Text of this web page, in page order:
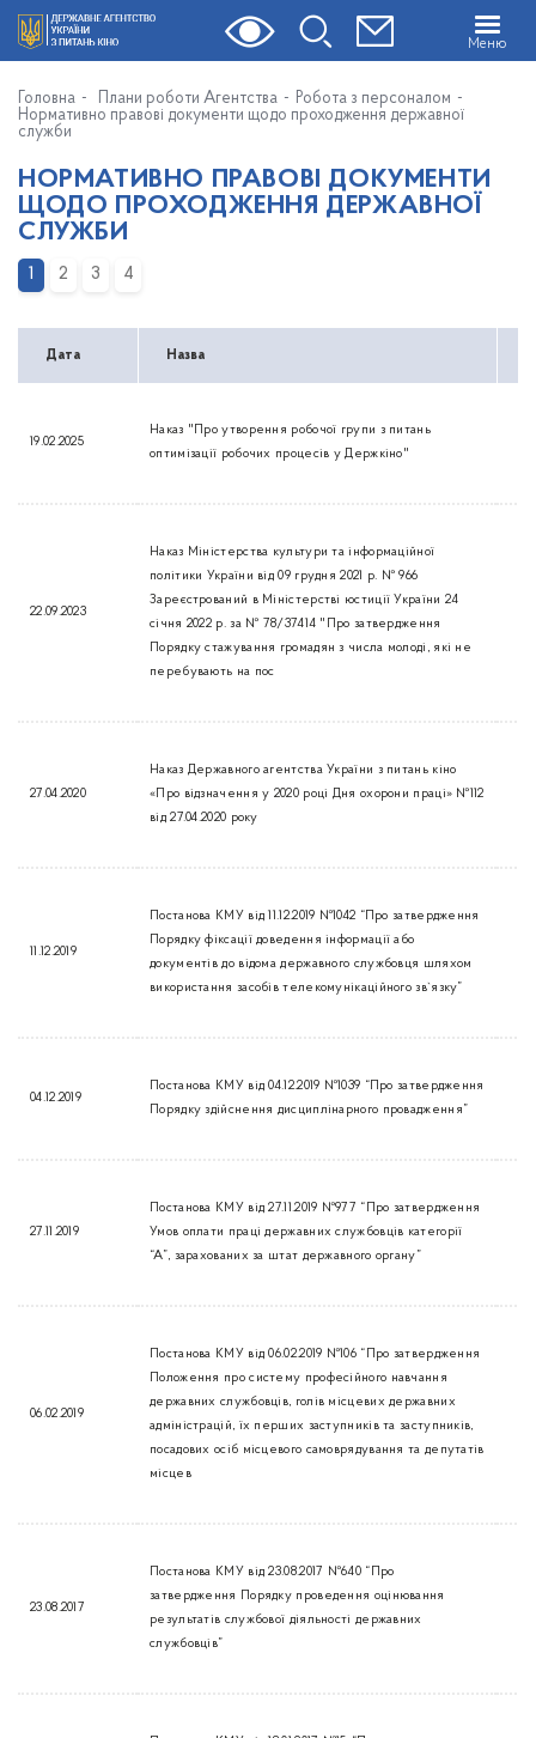
Меню
Головна Плани роботи Агентства
Робота з персоналом
Нормативно правові документи щодо проходження державної
служби
НОРМАТИВНО ПРАВОВІ ДОКУМЕНТИ
ЩОДО ПРОХОДЖЕННЯ ДЕРЖАВНОЇ
СЛУЖБИ
1 2 3 4
Дата Назва
19.02.2025
Наказ "Про утворення робочої групи з питань
оптимізації робочих процесів у Держкіно"
22.09.2023
Наказ Міністерства культури та інформаційної
політики України від 09 грудня 2021 р. № 966
Зареєстрований в Міністерстві юстиції України 24
січня 2022 р. за № 78/37414 "Про затвердження
Порядку стажування громадян з числа молоді, які не
перебувають на пос
27.04.2020
Наказ Державного агентства України з питань кіно
«Про відзначення у 2020 році Дня охорони праці» №112
від 27.04.2020 року
11.12.2019
Постанова КМУ від 11.12.2019 №1042 “Про затвердження
Порядку фіксації доведення інформації або
документів до відома державного службовця шляхом
використання засобів телекомунікаційного зв`язку”
04.12.2019
Постанова КМУ від 04.12.2019 №1039 “Про затвердження
Порядку здійснення дисциплінарного провадження”
27.11.2019
Постанова КМУ від 27.11.2019 №977 “Про затвердження
Умов оплати праці державних службовців категорії
“А”, зарахованих за штат державного органу”
06.02.2019
Постанова КМУ від 06.02.2019 №106 “Про затвердження
Положення про систему професійного навчання
державних службовців, голів місцевих державних
адміністрацій, їх перших заступників та заступників,
посадових осіб місцевого самоврядування та депутатів
місцев
23.08.2017
Постанова КМУ від 23.08.2017 №640 “Про
затвердження Порядку проведення оцінювання
результатів службової діяльності державних
службовців”